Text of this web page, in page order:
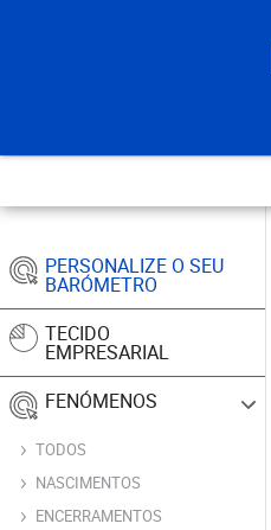
PERSONALIZE O SEU
BARÓMETRO
TECIDO
EMPRESARIAL
FENÓMENOS
TODOS
NASCIMENTOS
ENCERRAMENTOS